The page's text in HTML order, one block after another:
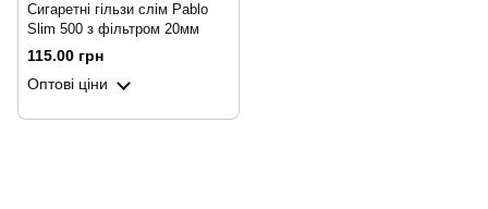
Сигаретні гільзи слім Pablo
Slim 500 з фільтром 20мм
115.00 грн
Оптові ціни